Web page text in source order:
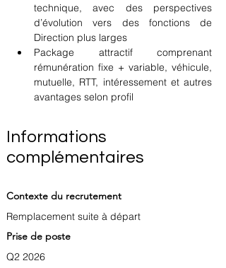
technique, avec des perspectives
d’évolution vers des fonctions de
Direction plus larges
Package attractif comprenant
rémunération fixe + variable, véhicule,
mutuelle, RTT, intéressement et autres
avantages selon profil
Informations
complémentaires
Contexte du recrutement
Remplacement suite à départ
Prise de poste
Q2 2026